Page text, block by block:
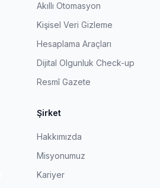
Akıllı Otomasyon
Kişisel Veri Gizleme
Hesaplama Araçları
Dijital Olgunluk Check-up
Resmî Gazete
Şirket
Hakkımızda
Misyonumuz
Kariyer